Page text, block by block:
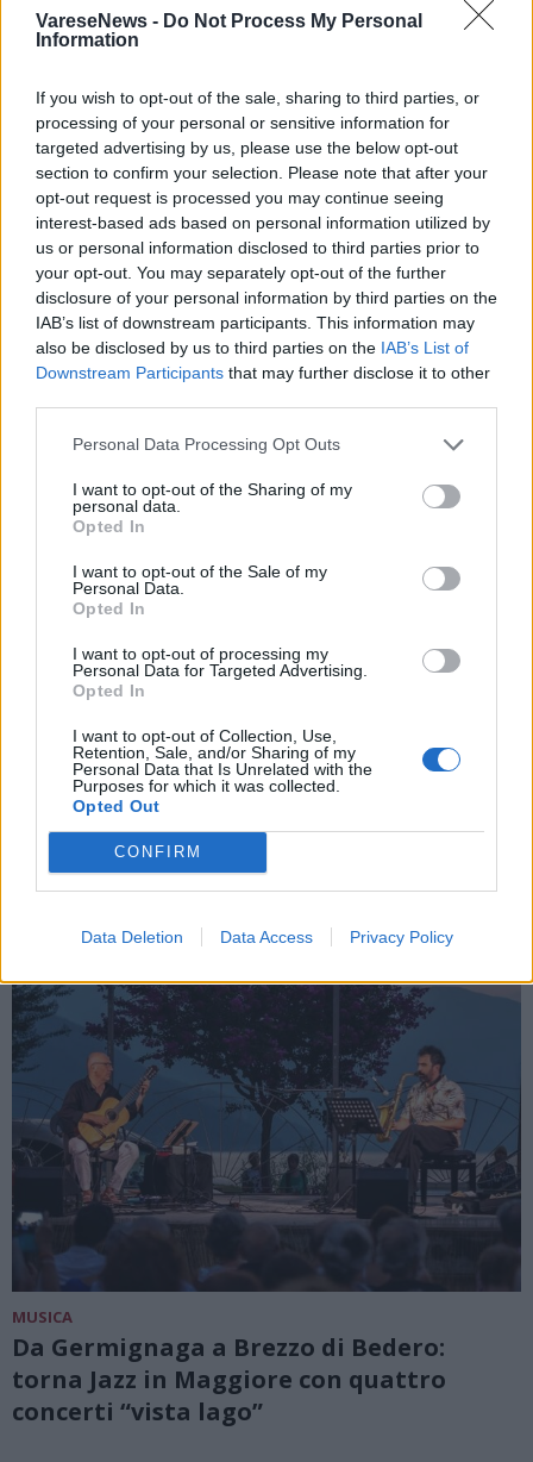
VareseNews - Do Not Process My Personal
Information
If you wish to opt-out of the sale, sharing to third parties, or
processing of your personal or sensitive information for
targeted advertising by us, please use the below opt-out
section to confirm your selection. Please note that after your
opt-out request is processed you may continue seeing
interest-based ads based on personal information utilized by
us or personal information disclosed to third parties prior to
your opt-out. You may separately opt-out of the further
disclosure of your personal information by third parties on the
IAB’s list of downstream participants. This information may
also be disclosed by us to third parties on the IAB’s List of
Downstream Participants that may further disclose it to other
Personal Data Processing Opt Outs
I want to opt-out of the Sharing of my
personal data.
Opted In
I want to opt-out of the Sale of my
Personal Data.
Opted In
I want to opt-out of processing my
Personal Data for Targeted Advertising.
Opted In
I want to opt-out of Collection, Use,
Retention, Sale, and/or Sharing of my
Personal Data that Is Unrelated with the
Purposes for which it was collected.
Opted Out
CONFIRM
Data Deletion Data Access Privacy Policy
LUINO
La scrittrice Virginia Veludo presenta a
Luino il libro “E mi sono sentita meno
sola”
LE NOTIZIE DA ASCOLTARE
L’assurda tragedia di Maddalena e il
rombo del rally sui monti
MUSICA
Da Germignaga a Brezzo di Bedero:
torna Jazz in Maggiore con quattro
concerti “vista lago”